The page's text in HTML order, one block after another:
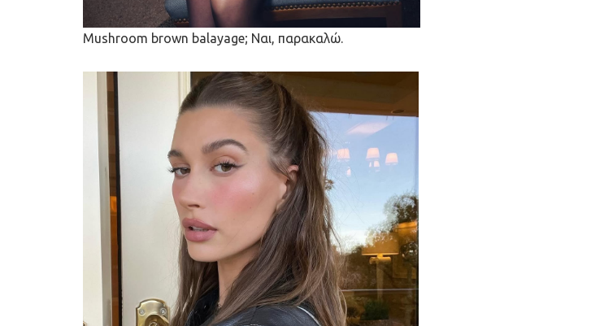
Mushroom brown balayage; Ναι, παρακαλώ.